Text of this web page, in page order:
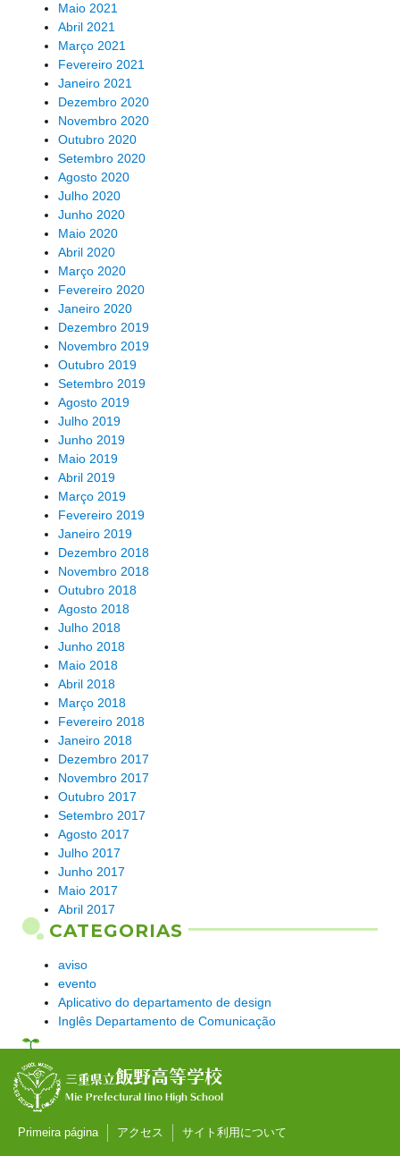
Maio 2021
Abril 2021
Março 2021
Fevereiro 2021
Janeiro 2021
Dezembro 2020
Novembro 2020
Outubro 2020
Setembro 2020
Agosto 2020
Julho 2020
Junho 2020
Maio 2020
Abril 2020
Março 2020
Fevereiro 2020
Janeiro 2020
Dezembro 2019
Novembro 2019
Outubro 2019
Setembro 2019
Agosto 2019
Julho 2019
Junho 2019
Maio 2019
Abril 2019
Março 2019
Fevereiro 2019
Janeiro 2019
Dezembro 2018
Novembro 2018
Outubro 2018
Agosto 2018
Julho 2018
Junho 2018
Maio 2018
Abril 2018
Março 2018
Fevereiro 2018
Janeiro 2018
Dezembro 2017
Novembro 2017
Outubro 2017
Setembro 2017
Agosto 2017
Julho 2017
Junho 2017
Maio 2017
Abril 2017
CATEGORIAS
aviso
evento
Aplicativo do departamento de design
Inglês Departamento de Comunicação
三重県立飯野高等学校
Mie Prefectural Iino High School
Primeira página アクセス サイト利用について